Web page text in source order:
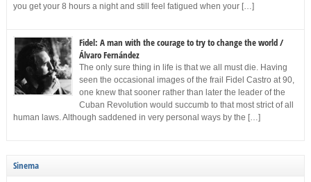
you get your 8 hours a night and still feel fatigued when your […]
Fidel: A man with the courage to try to change the world /
Álvaro Fernández
The only sure thing in life is that we all must die. Having
seen the occasional images of the frail Fidel Castro at 90,
one knew that sooner rather than later the leader of the
Cuban Revolution would succumb to that most strict of all
human laws. Although saddened in very personal ways by the […]
Sinema